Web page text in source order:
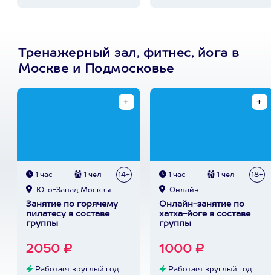
Тренажерный зал, фитнес, йога в
Москве и Подмосковье
1 час 1 чел 14+
Юго-Запад Москвы
Занятие по горячему
пилатесу в составе
группы
2050 ₽
Работает круглый год
1 час 1 чел 18+
Онлайн
Онлайн-занятие по
хатха-йоге в составе
группы
1000 ₽
Работает круглый год